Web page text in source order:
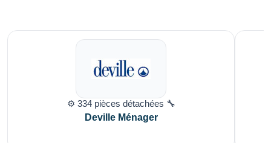
⚙️ 334 pièces détachées 🔧
Deville Ménager